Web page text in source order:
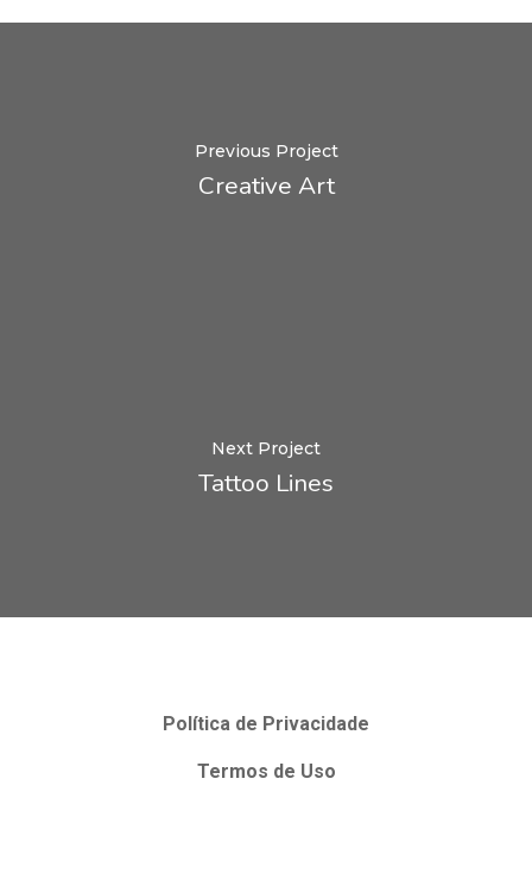
Previous Project
Creative Art
Next Project
Tattoo Lines
Política de Privacidade
Termos de Uso